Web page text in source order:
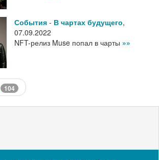
События - В чартах будущего,
07.09.2022
NFT-релиз Muse попал в чарты »»
104